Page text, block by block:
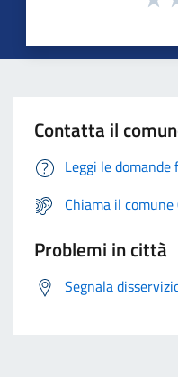
Contatta il
Leggi le
Chiama il
Problemi in città
Segnala